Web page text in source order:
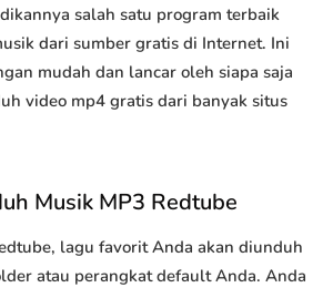
salah satu program terbaik
dari sumber gratis di Internet. Ini
mudah dan lancar oleh siapa saja
video mp4 gratis dari banyak situs
Musik MP3 Redtube
lagu favorit Anda akan diunduh
atau perangkat default Anda. Anda